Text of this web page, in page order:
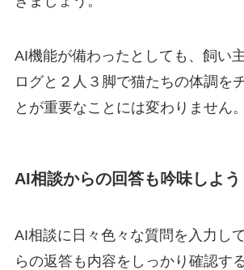
AI機能が備わったとしても、飼い
ログと２人３脚で猫たちの体調を
とが重要なことには変わりません。
AI相談からの回答も吟味しよう
AI相談に日々色々な質問を入力し
らの返答も内容を しっかり 確認す